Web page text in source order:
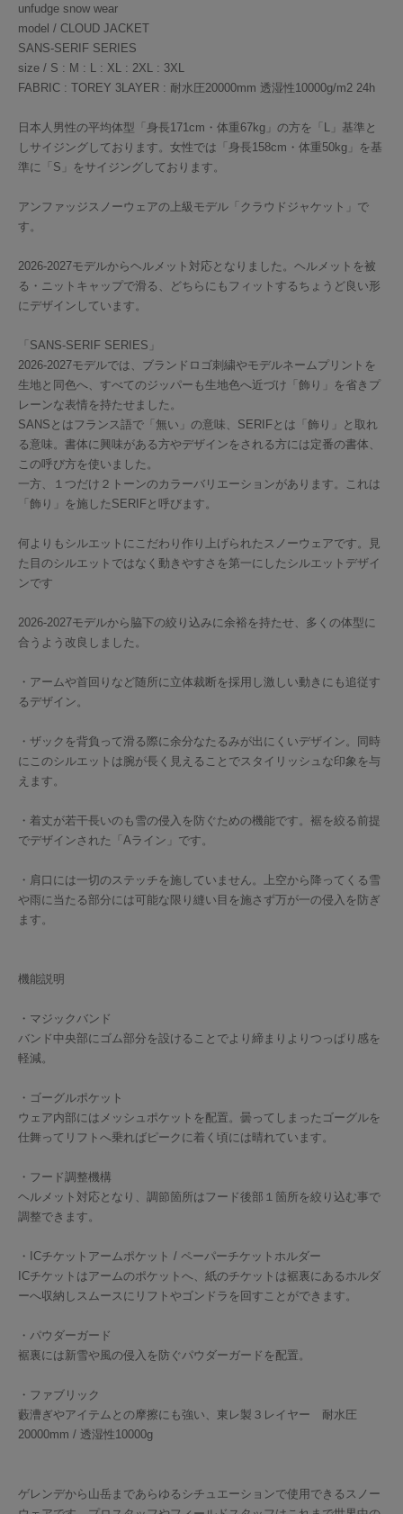
unfudge snow wear
model / CLOUD JACKET
SANS-SERIF SERIES
size / S : M : L : XL : 2XL : 3XL
FABRIC : TOREY 3LAYER : 耐水圧20000mm 透湿性10000g/m2 24h
日本人男性の平均体型「身長171cm・体重67kg」の方を「L」基準と
しサイジングしております。女性では「身長158cm・体重50kg」を基
準に「S」をサイジングしております。
アンファッジスノーウェアの上級モデル「クラウドジャケット」で
す。
2026-2027モデルからヘルメット対応となりました。ヘルメットを被
る・ニットキャップで滑る、どちらにもフィットするちょうど良い形
にデザインしています。
「SANS-SERIF SERIES」
2026-2027モデルでは、ブランドロゴ刺繍やモデルネームプリントを
生地と同色へ、すべてのジッパーも生地色へ近づけ「飾り」を省きプ
レーンな表情を持たせました。
SANSとはフランス語で「無い」の意味、SERIFとは「飾り」と取れ
る意味。書体に興味がある方やデザインをされる方には定番の書体、
この呼び方を使いました。
一方、１つだけ２トーンのカラーバリエーションがあります。これは
「飾り」を施したSERIFと呼びます。
何よりもシルエットにこだわり作り上げられたスノーウェアです。見
た目のシルエットではなく動きやすさを第一にしたシルエットデザイ
ンです
2026-2027モデルから脇下の絞り込みに余裕を持たせ、多くの体型に
合うよう改良しました。
・アームや首回りなど随所に立体裁断を採用し激しい動きにも追従す
るデザイン。
・ザックを背負って滑る際に余分なたるみが出にくいデザイン。同時
にこのシルエットは腕が長く見えることでスタイリッシュな印象を与
えます。
・着丈が若干長いのも雪の侵入を防ぐための機能です。裾を絞る前提
でデザインされた「Aライン」です。
・肩口には一切のステッチを施していません。上空から降ってくる雪
や雨に当たる部分には可能な限り縫い目を施さず万が一の侵入を防ぎ
ます。
機能説明
・マジックバンド
バンド中央部にゴム部分を設けることでより締まりよりつっぱり感を
軽減。
・ゴーグルポケット
ウェア内部にはメッシュポケットを配置。曇ってしまったゴーグルを
仕舞ってリフトへ乗ればピークに着く頃には晴れています。
・フード調整機構
ヘルメット対応となり、調節箇所はフード後部１箇所を絞り込む事で
調整できます。
・ICチケットアームポケット / ペーパーチケットホルダー
ICチケットはアームのポケットへ、紙のチケットは裾裏にあるホルダ
ーへ収納しスムースにリフトやゴンドラを回すことができます。
・パウダーガード
裾裏には新雪や風の侵入を防ぐパウダーガードを配置。
・ファブリック
藪漕ぎやアイテムとの摩擦にも強い、東レ製３レイヤー 耐水圧
20000mm / 透湿性10000g
ゲレンデから山岳まであらゆるシチュエーションで使用できるスノー